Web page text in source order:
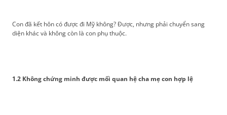
Con đã kết hôn có được đi Mỹ không? Được, nhưng phải chuyển sang
diện khác và không còn là con phụ thuộc.
1.2 Không chứng minh được mối quan hệ cha mẹ con hợp lệ